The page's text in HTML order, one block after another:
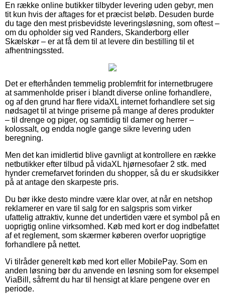
En række online butikker tilbyder levering uden gebyr, men
tit kun hvis der aftages for et præcist beløb. Desuden burde
du tage den mest prisbevidste leveringsløsning, som oftest –
om du opholder sig ved Randers, Skanderborg eller
Skælskør – er at få dem til at levere din bestilling til et
afhentningssted.
Det er efterhånden temmelig problemfrit for internetbrugere
at sammenholde priser i blandt diverse online forhandlere,
og af den grund har flere vidaXL internet forhandlere set sig
nødsaget til at tvinge priserne på mange af deres produkter
– til drenge og piger, og samtidig til damer og herrer –
kolossalt, og endda nogle gange sikre levering uden
beregning.
Men det kan imidlertid blive gavnligt at kontrollere en række
netbutikker efter tilbud på vidaXL hjørnesofaer 2 stk. med
hynder cremefarvet forinden du shopper, så du er skudsikker
på at antage den skarpeste pris.
Du bør ikke desto mindre være klar over, at når en netshop
reklamerer en vare til salg for en salgspris som virker
ufattelig attraktiv, kunne det undertiden være et symbol på en
uoprigtig online virksomhed. Køb med kort er dog indbefattet
af et reglement, som skærmer køberen overfor uoprigtige
forhandlere på nettet.
Vi tilråder generelt køb med kort eller MobilePay. Som en
anden løsning bør du anvende en løsning som for eksempel
ViaBill, såfremt du har til hensigt at klare pengene over en
periode.